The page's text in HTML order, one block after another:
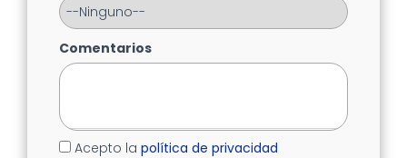
Comentarios
Acepto la política de privacidad